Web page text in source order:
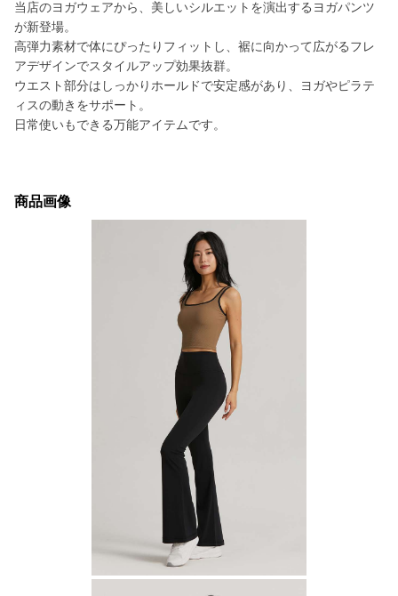
当店のヨガウェアから、美しいシルエットを演出するヨガパンツ
が新登場。
高弾力素材で体にぴったりフィットし、裾に向かって広がるフレ
アデザインでスタイルアップ効果抜群。
ウエスト部分はしっかりホールドで安定感があり、ヨガやピラテ
ィスの動きをサポート。
日常使いもできる万能アイテムです。
商品画像